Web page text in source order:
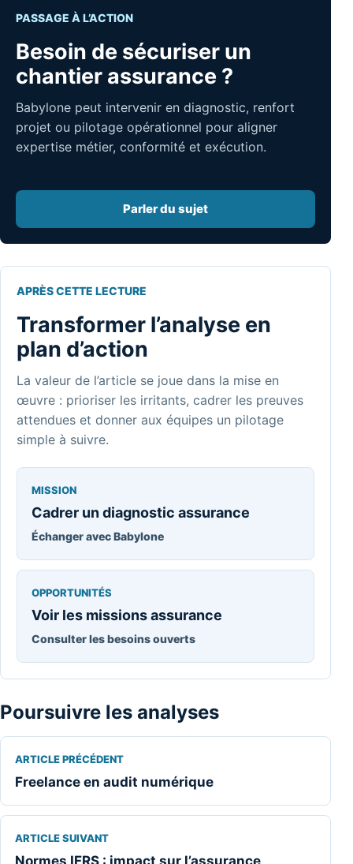
PASSAGE À L’ACTION
Besoin de sécuriser un
chantier assurance ?
Babylone peut intervenir en diagnostic, renfort
projet ou pilotage opérationnel pour aligner
expertise métier, conformité et exécution.
Parler du sujet
APRÈS CETTE LECTURE
Transformer l’analyse en
plan d’action
La valeur de l’article se joue dans la mise en
œuvre : prioriser les irritants, cadrer les preuves
attendues et donner aux équipes un pilotage
simple à suivre.
MISSION
Cadrer un diagnostic assurance
Échanger avec Babylone
OPPORTUNITÉS
Voir les missions assurance
Consulter les besoins ouverts
Poursuivre les analyses
ARTICLE PRÉCÉDENT
Freelance en audit numérique
ARTICLE SUIVANT